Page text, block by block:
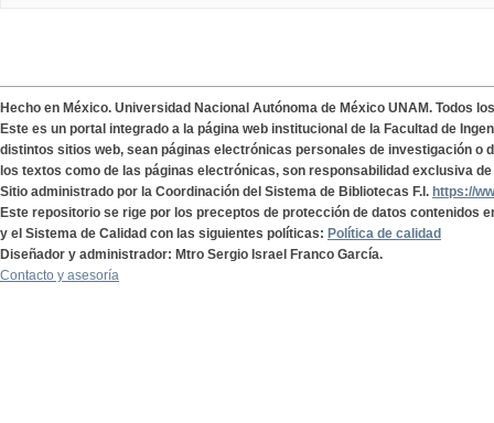
Hecho en México. Universidad Nacional Autónoma de México UNAM. Todos
Este es un portal integrado a la página web institucional de la Facultad de
distintos sitios web, sean páginas electrónicas personales de investigación o
los textos como de las páginas electrónicas, son responsabilidad exclusiva
Sitio administrado por la Coordinación del Sistema de Bibliotecas F.I. https://
Este repositorio se rige por los preceptos de protección de datos contenidos
y el Sistema de Calidad con las siguientes políticas: Política de calidad
Diseñador y administrador: Mtro Sergio Israel Franco García.
Contacto y asesoría